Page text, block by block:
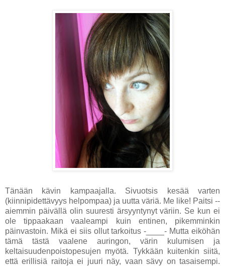
Tänään kävin kampaajalla. Sivuotsis kesää varten
(kiinnipidettävyys helpompaa) ja uutta väriä. Me like! Paitsi --
aiemmin päivällä olin suuresti ärsyyntynyt väriin. Se kun ei
ole tippaakaan vaaleampi kuin entinen, pikemminkin
päinvastoin. Mikä ei siis ollut tarkoitus -____- Mutta eiköhän
tämä tästä vaalene auringon, värin kulumisen ja
keltaisuudenpoistopesujen myötä. Tykkään kuitenkin siitä,
että erillisiä raitoja ei juuri näy, vaan sävy on tasaisempi.